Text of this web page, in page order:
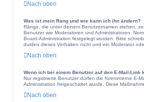
Nach oben
Was ist mein Rang und wie kann ich ihn ändern?
Ränge, die unter deinem Benutzernamen stehen,
Benutzer wie Moderatoren und Administratoren.
Board-Administration festgelegt wurden. Bitte
dulden dieses Verhalten nicht und ein Moderator
Nach oben
Wenn ich bei einem Benutzer auf den E-Mail-
Nur registrierte Benutzer dürfen die foreninterne E-
Administration freigeschaltet wurde. Diese
Nach oben